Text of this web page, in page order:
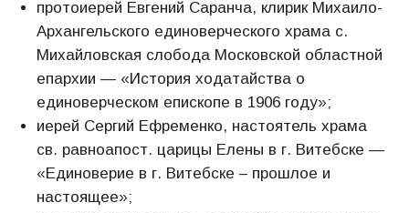
протоиерей Евгений Саранча, клирик Михаило-
Архангельского единоверческого храма с.
Михайловская слобода Московской областной
епархии — «История ходатайства о
единоверческом епископе в 1906 году»;
иерей Сергий Ефременко, настоятель храма
св. равноапост. царицы Елены в г. Витебске —
«Единоверие в г. Витебске – прошлое и
настоящее»;